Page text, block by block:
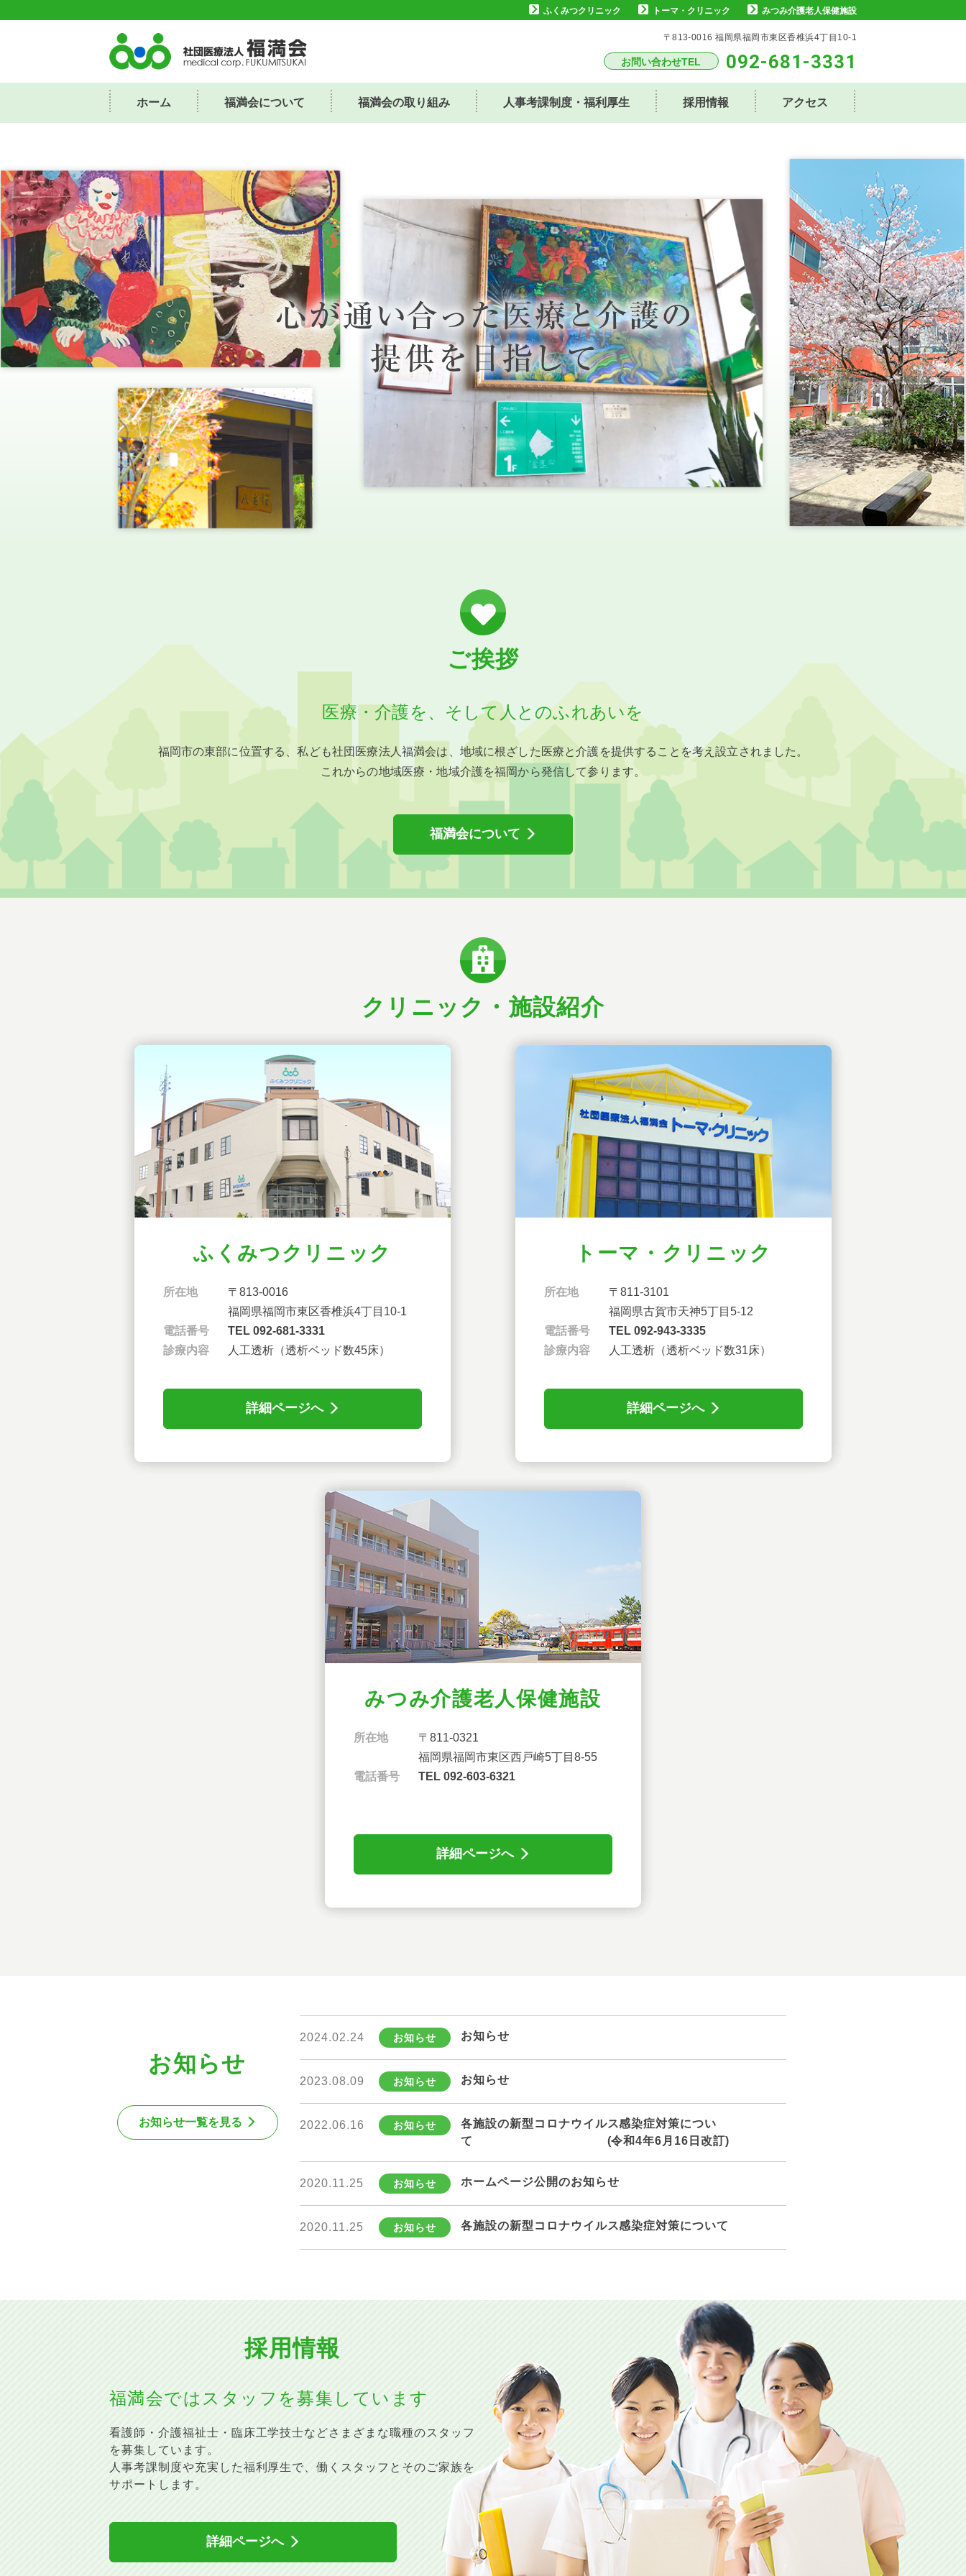
ふくみつクリニック トーマ・クリニック みつみ介護⽼⼈保健施設
〒813-0016 福岡県福岡市東区⾹椎浜4丁⽬10-1
お問い合わせTEL 092-681-3331
ホーム 福満会について 福満会の取り組み 人事考課制度・福利厚⽣ 採⽤情報 アクセス
ご挨拶
医療・介護を、 そして⼈とのふれあいを
福岡市の東部に位置する、私ども社団医療法人福満会は、地域に根ざした医療と介護を提供することを考え設⽴されました。
これからの地域医療・地域介護を福岡から発信して参ります。
福満会について
クリニック・施設紹介
ふくみつクリニック
所在地
〒813-0016
福岡県福岡市東区⾹椎浜4丁⽬10-1
電話番号
TEL 092-681-3331
診療内容
⼈⼯透析（透析ベッド数45床）
詳細ページへ
トーマ・クリニック
所在地
〒811-3101
福岡県古賀市天神5丁⽬5-12
電話番号
TEL 092-943-3335
診療内容
⼈⼯透析（透析ベッド数31床）
詳細ページへ
みつみ介護⽼⼈保健施設
所在地
〒811-0321
福岡県福岡市東区西戸崎5丁目8-55
電話番号
TEL 092-603-6321
詳細ページへ
お知らせ
お知らせ⼀覧を⾒る
2024.02.24 お知らせ
2023.08.09 お知らせ お知らせ
2022.06.16
各施設の新型コロナウイルス感染症対策につい
て (令和4年6月16日改訂)
2020.11.25 ホームページ公開のお知らせ
2020.11.25 各施設の新型コロナウイルス感染症対策について
採⽤情報
福満会では スタッフを募集しています
看護師・介護福祉⼠・臨床⼯学技⼠などさまざまな職種のスタッフ
を募集しています。
⼈事考課制度や充実した福利厚⽣で、働くスタッフとそのご家族を
サポートします。
詳細ページへ